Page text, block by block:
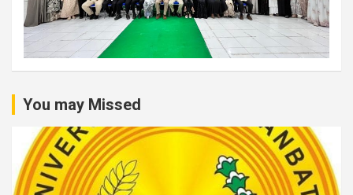
You may Missed